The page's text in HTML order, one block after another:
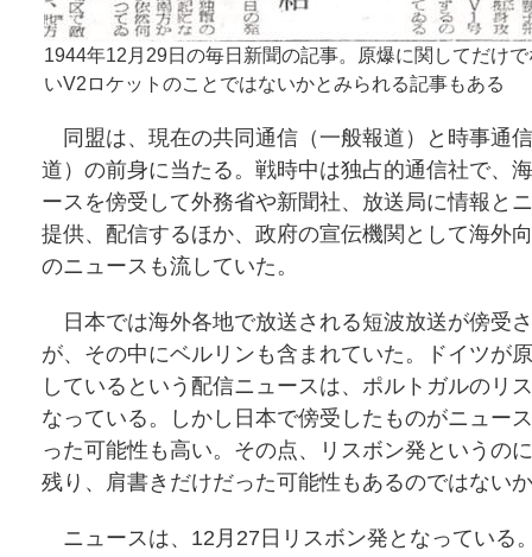
1944年12月29日の毎日新聞の記事。原爆に関してだけ
いV2ロケットのことではないかとみられる記事もある
同盟は、現在の共同通信（一般報道）と時事通
道）の前身に当たる。戦時中は独占的通信社で、
ースを傍受して外務省や新聞社、放送局に情報と
提供、配信するほか、政府の宣伝機関として海外
のニュースも流していた。
日本では海外各地で放送される短波放送が傍受
が、その中にベルリンも含まれていた。ドイツが
しているという配信ニュースは、ポルトガルのリ
なっている。しかし日本で傍受したものがニュー
った可能性も高い。その点、リスボン発というの
残り、肩書きだけだった可能性もあるのではない
ニュースは、12月27日リスボン発となっている